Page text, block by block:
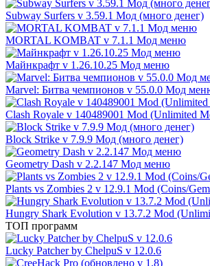
Subway Surfers v 3.59.1 Мод (много денег)
MORTAL KOMBAT v 7.1.1 Мод меню
Майнкрафт v 1.26.10.25 Мод меню
Marvel: Битва чемпионов v 55.0.0 Мод
Clash Royale v 140489001 Mod (Unlimited
Block Strike v 7.9.9 Мод (много денег)
Geometry Dash v 2.2.147 Мод меню
Plants vs Zombies 2 v 12.9.1 Mod (Coins/
Hungry Shark Evolution v 13.7.2 Mod
ТОП программ
Lucky Patcher by ChelpuS v 12.0.6